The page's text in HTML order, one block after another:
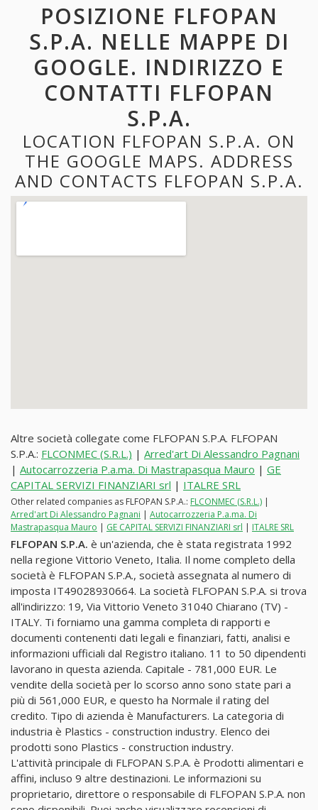
POSIZIONE FLFOPAN
S.P.A. NELLE MAPPE DI
GOOGLE. INDIRIZZO E
CONTATTI FLFOPAN
S.P.A.
LOCATION FLFOPAN S.P.A. ON
THE GOOGLE MAPS. ADDRESS
AND CONTACTS FLFOPAN S.P.A.
Altre società collegate come FLFOPAN S.P.A. FLFOPAN
S.P.A.: FLCONMEC (S.R.L.) | Arred'art Di Alessandro Pagnani
| Autocarrozzeria P.a.ma. Di Mastrapasqua Mauro | GE
CAPITAL SERVIZI FINANZIARI srl | ITALRE SRL
Other related companies as FLFOPAN S.P.A.: FLCONMEC (S.R.L.) |
Arred'art Di Alessandro Pagnani | Autocarrozzeria P.a.ma. Di
Mastrapasqua Mauro | GE CAPITAL SERVIZI FINANZIARI srl | ITALRE SRL
FLFOPAN S.P.A. è un'azienda, che è stata registrata 1992
nella regione Vittorio Veneto, Italia. Il nome completo della
società è FLFOPAN S.P.A., società assegnata al numero di
imposta IT49028930664. La società FLFOPAN S.P.A. si trova
all'indirizzo: 19, Via Vittorio Veneto 31040 Chiarano (TV) -
ITALY. Ti forniamo una gamma completa di rapporti e
documenti contenenti dati legali e finanziari, fatti, analisi e
informazioni ufficiali dal Registro italiano. 11 to 50 dipendenti
lavorano in questa azienda. Capitale - 781,000 EUR. Le
vendite della società per lo scorso anno sono state pari a
più di 561,000 EUR, e questo ha Normale il rating del
credito. Tipo di azienda è Manufacturers. La categoria di
industria è Plastics - construction industry. Elenco dei
prodotti sono Plastics - construction industry.
L'attività principale di FLFOPAN S.P.A. è Prodotti alimentari e
affini, incluso 9 altre destinazioni. Le informazioni su
proprietario, direttore o responsabile di FLFOPAN S.P.A. non